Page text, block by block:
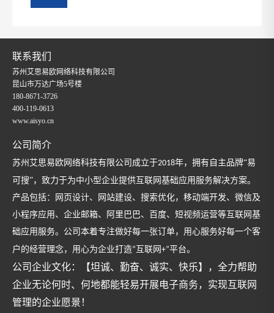
联系我们
苏州艾思易欧网络科技有限公司
昆山市万达广场5号楼
180-8671-3726
400-119-0613
www.aisyo.cn
公司简介
苏州艾思易欧网络科技有限公司成立于2018年，拥有自主品牌“易
可搜”，致力于为中小型企业提供互联网基础应用服务解决方案。
产品包括：网页设计、网站建设、搜索优化，移动端开发、微信及
小程序应用、企业邮箱、阿里巴巴、百度、短视频运营等互联网基
础应用服务。公司本着专注做好每一张订单，用心服务好每一个客
户的经营理念，用心为企业打造“ 互联网 +”平台。
公司企业文化：【坦诚、勤奋、诚实、快乐】，全力帮助
企业无论何时、何地都能轻易开展电子商务，实现互联网
管理的企业愿景！